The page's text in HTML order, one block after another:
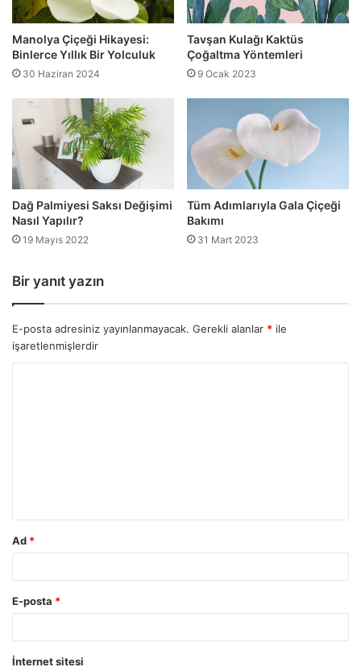
Manolya Çiçeği Hikayesi:
Binlerce Yıllık Bir Yolculuk
30 Haziran 2024
Tavşan Kulağı Kaktüs
Çoğaltma Yöntemleri
9 Ocak 2023
Dağ Palmiyesi Saksı Değişimi
Nasıl Yapılır?
19 Mayıs 2022
Tüm Adımlarıyla Gala Çiçeği
Bakımı
31 Mart 2023
Bir yanıt yazın
E-posta adresiniz yayınlanmayacak. Gerekli alanlar * ile
işaretlenmişlerdir
Ad *
E-posta *
İnternet sitesi